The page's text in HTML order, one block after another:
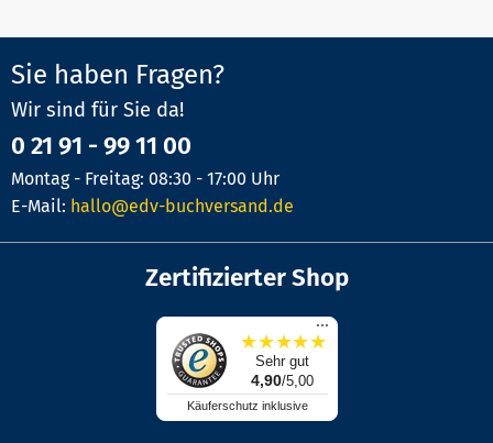
Sie haben Fragen?
Wir sind für Sie da!
0 21 91 - 99 11 00
Montag - Freitag: 08:30 - 17:00 Uhr
E-Mail: hallo@edv-buchversand.de
Zertifizierter Shop
...
★★★★★
Sehr gut
4,90/5,00
Käuferschutz inklusive